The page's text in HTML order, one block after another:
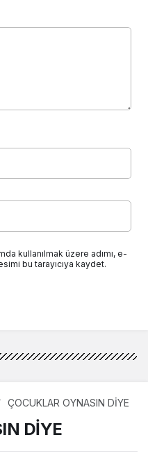
kullanılmak üzere adımı, e-
bu tarayıcıya kaydet.
ÇOCUKLAR OYNASIN DİYE
DİYE